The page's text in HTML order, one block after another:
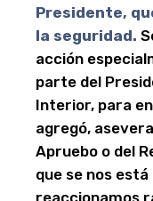
Presidente,
la seguridad.
acción
parte del
Interior, para
agregó,
Apruebo o del
que se nos